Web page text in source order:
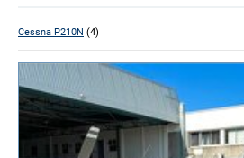
Cessna P210N (4)